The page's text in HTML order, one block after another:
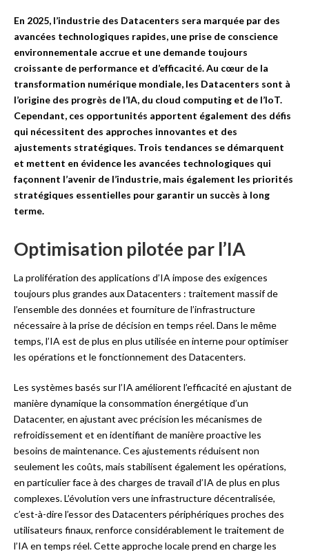
En 2025, l’industrie des Datacenters sera marquée par des
avancées technologiques rapides, une prise de conscience
environnementale accrue et une demande toujours
croissante de performance et d’efficacité. Au cœur de la
transformation numérique mondiale, les Datacenters sont à
l’origine des progrès de l’IA, du cloud computing et de l’IoT.
Cependant, ces opportunités apportent également des défis
qui nécessitent des approches innovantes et des
ajustements stratégiques. Trois tendances se démarquent
et mettent en évidence les avancées technologiques qui
façonnent l’avenir de l’industrie, mais également les priorités
stratégiques essentielles pour garantir un succès à long
terme.
Optimisation pilotée par l’IA
La prolifération des applications d’IA impose des exigences
toujours plus grandes aux Datacenters : traitement massif de
l’ensemble des données et fourniture de l’infrastructure
nécessaire à la prise de décision en temps réel. Dans le même
temps, l’IA est de plus en plus utilisée en interne pour optimiser
les opérations et le fonctionnement des Datacenters.
Les systèmes basés sur l’IA améliorent l’efficacité en ajustant de
manière dynamique la consommation énergétique d’un
Datacenter, en ajustant avec précision les mécanismes de
refroidissement et en identifiant de manière proactive les
besoins de maintenance. Ces ajustements réduisent non
seulement les coûts, mais stabilisent également les opérations,
en particulier face à des charges de travail d’IA de plus en plus
complexes. L’évolution vers une infrastructure décentralisée,
c’est-à-dire l’essor des Datacenters périphériques proches des
utilisateurs finaux, renforce considérablement le traitement de
l’IA en temps réel. Cette approche locale prend en charge les